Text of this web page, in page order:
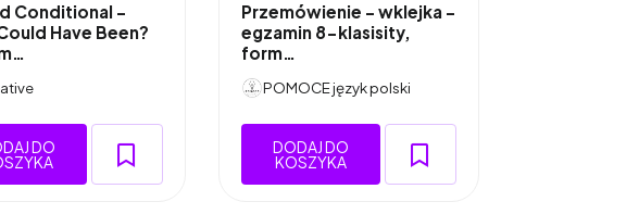
Conditional –
Have Been?
DO
Przemówienie - wklejka -
egzamin 8-klasisity,
form…
POMOCE język polski
DODAJ DO
KOSZYKA